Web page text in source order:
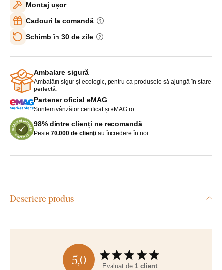
Montaj ușor
Cadouri la comandă
Schimb în 30 de zile
Ambalare sigură
Ambalăm sigur și ecologic, pentru ca produsele să ajungă în stare
perfectă.
Partener oficial eMAG
Suntem vânzător certificat și eMAG.ro.
98% dintre clienți ne recomandă
Peste 70.000 de clienți au încredere în noi.
Descriere produs
5,0 Evaluat de 1 client